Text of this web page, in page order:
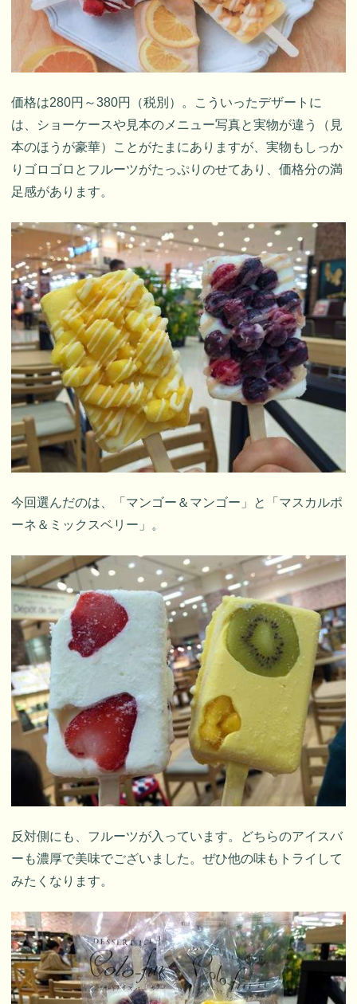
価格は280円～380円（税別）。こういったデザートに
は、ショーケースや見本のメニュー写真と実物が違う（見
本のほうが豪華）ことがたまにありますが、実物もしっか
りゴロゴロとフルーツがたっぷりのせてあり、価格分の満
足感があります。
今回選んだのは、「マンゴー＆マンゴー」と「マスカルポ
ーネ＆ミックスベリー」。
反対側にも、フルーツが入っています。どちらのアイスバ
ーも濃厚で美味でございました。ぜひ他の味もトライして
みたくなります。